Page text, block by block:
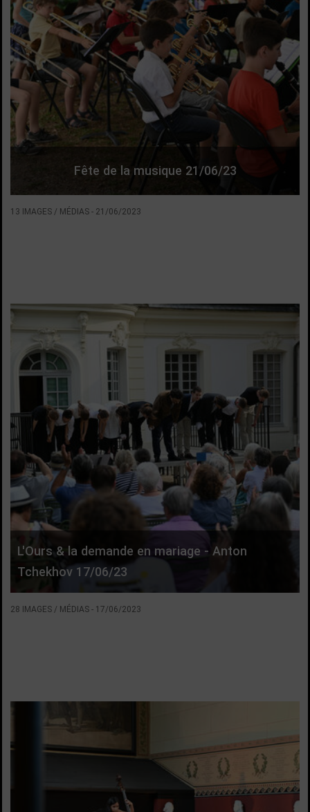
13 IMAGES / MÉDIAS - 21/06/2023
Fête de la musique 21/06/23
28 IMAGES / MÉDIAS - 17/06/2023
L'Ours & la demande en mariage - Anton
Tchekhov 17/06/23